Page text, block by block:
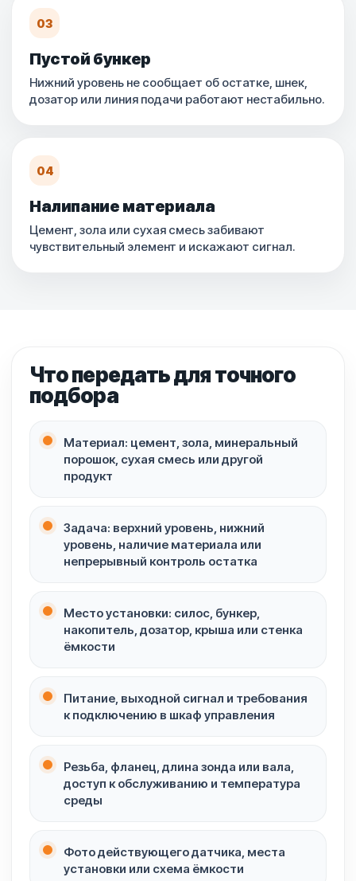
03
Пустой бункер
Нижний уровень не сообщает об остатке, шнек,
дозатор или линия подачи работают нестабильно.
04
Налипание материала
Цемент, зола или сухая смесь забивают
чувствительный элемент и искажают сигнал.
Что передать для точного
подбора
Материал: цемент, зола, минеральный
порошок, сухая смесь или другой
продукт
Задача: верхний уровень, нижний
уровень, наличие материала или
непрерывный контроль остатка
Место установки: силос, бункер,
накопитель, дозатор, крыша или стенка
ёмкости
Питание, выходной сигнал и требования
к подключению в шкаф управления
Резьба, фланец, длина зонда или вала,
доступ к обслуживанию и температура
среды
Фото действующего датчика, места
установки или схема ёмкости